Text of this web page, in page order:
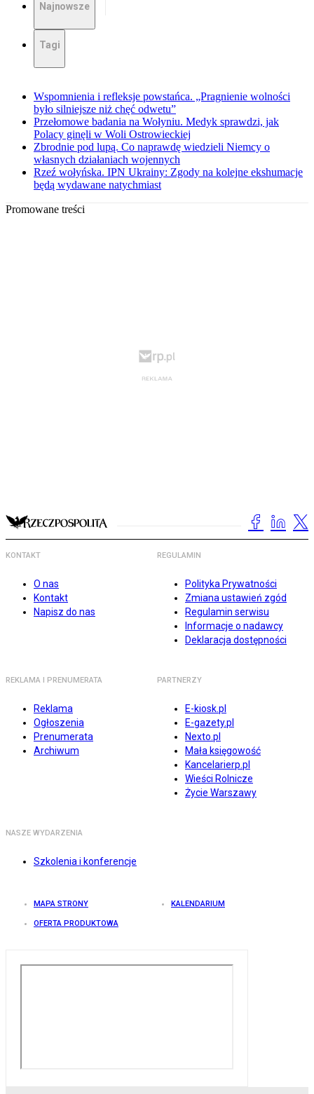
Najnowsze
Tagi
Wspomnienia i refleksje powstańca. „Pragnienie wolności
było silniejsze niż chęć odwetu”
Przełomowe badania na Wołyniu. Medyk sprawdzi, jak
Polacy ginęli w Woli Ostrowieckiej
Zbrodnie pod lupą. Co naprawdę wiedzieli Niemcy o
własnych działaniach wojennych
Rzeź wołyńska. IPN Ukrainy: Zgody na kolejne ekshumacje
będą wydawane natychmiast
Promowane treści
KONTAKT
O nas
Kontakt
Napisz do nas
REGULAMIN
Polityka Prywatności
Zmiana ustawień zgód
Regulamin serwisu
Informacje o nadawcy
Deklaracja dostępności
REKLAMA I PRENUMERATA
Reklama
Ogłoszenia
Prenumerata
Archiwum
PARTNERZY
E-kiosk.pl
E-gazety.pl
Nexto.pl
Mała księgowość
Kancelarierp.pl
Wieści Rolnicze
Życie Warszawy
NASZE WYDARZENIA
Szkolenia i konferencje
MAPA STRONY KALENDARIUM
OFERTA PRODUKTOWA